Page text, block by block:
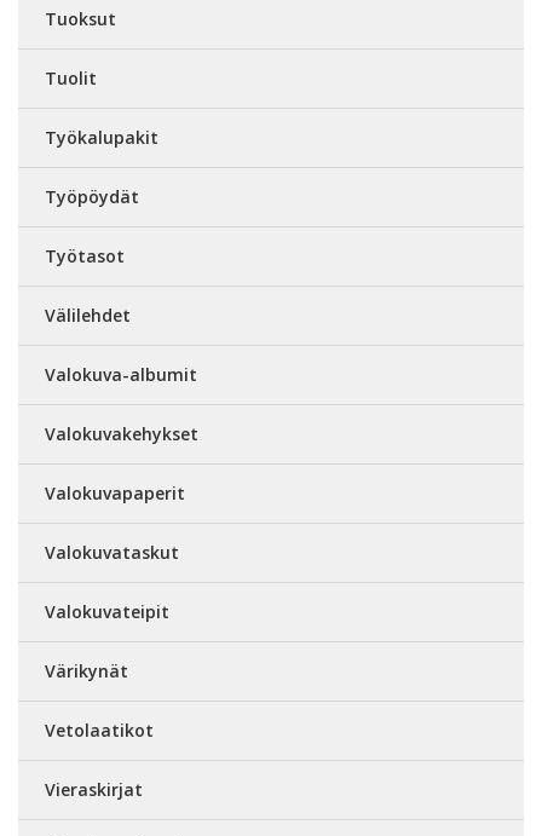
Tuoksut
Tuolit
Työkalupakit
Työpöydät
Työtasot
Välilehdet
Valokuva-albumit
Valokuvakehykset
Valokuvapaperit
Valokuvataskut
Valokuvateipit
Värikynät
Vetolaatikot
Vieraskirjat